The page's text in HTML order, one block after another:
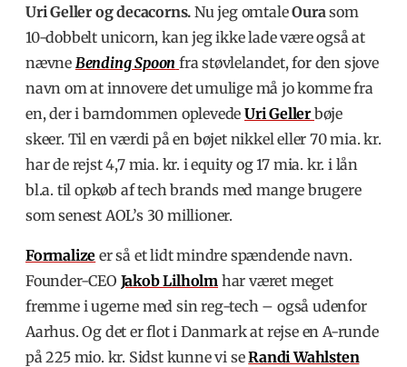
Uri Geller og decacorns. Nu jeg omtaleOurasom
10-dobbelt unicorn, kan jeg ikke lade være også at
nævne Bending Spoon fra støvlelandet, for den sjove
navn om at innovere det umulige må jo komme fra
en, der i barndommen oplevedeUri Gellerbøje
skeer. Til en værdi på en bøjet nikkel eller 70 mia. kr.
har de rejst 4,7 mia. kr. i equity og 17 mia. kr. i lån
bl.a. til opkøb af tech brands med mange brugere
som senest AOL’s 30 millioner.
Formalize er så et lidt mindre spændende navn.
Founder-CEO Jakob Lilholm har været meget
fremme i ugerne med sin reg-tech – også udenfor
Aarhus. Og det er flot i Danmark at rejse en A-runde
på 225 mio. kr. Sidst kunne vi seRandi Wahlsten